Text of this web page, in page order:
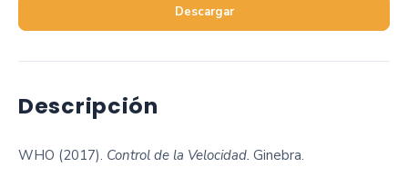
Descargar
Descripción
WHO (2017). Control de la Velocidad. Ginebra.